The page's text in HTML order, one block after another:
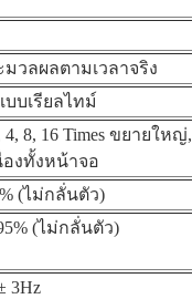
วลผลตามเวลาจริง
บบเรียลไทม์
8, 16 Times ขยายใหญ่,
องทั้งหน้าจอ
(ไม่กลั่นตัว)
(ไม่กลั่นตัว)
3Hz